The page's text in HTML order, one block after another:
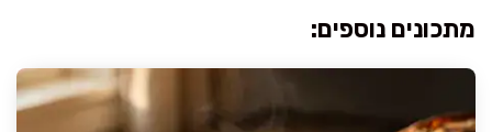
מתכונים נוספים: